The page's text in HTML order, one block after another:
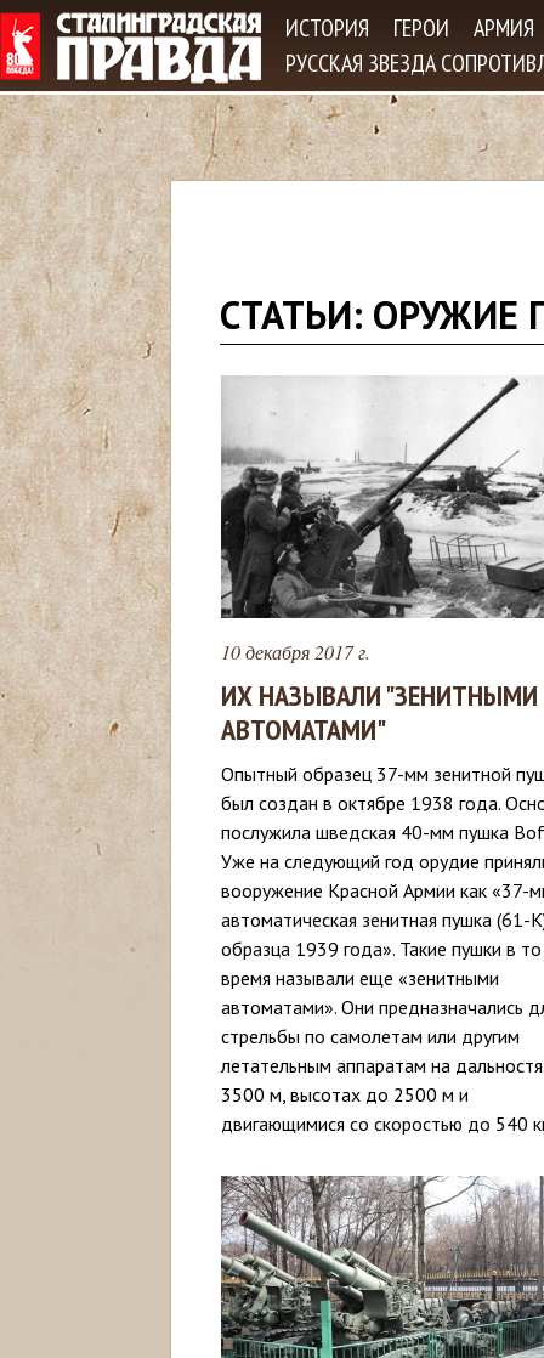
ИСТОРИЯ ГЕРОИ
АРМИЯ
РУССКАЯ ЗВЕЗДА
ы
д
е
с
ь
СТАТЬИ: ОРУЖИЕ
10 декабря 2017 г.
ИХ НАЗЫВАЛИ "ЗЕНИТНЫМИ
АВТОМАТАМИ"
Опытный образец 37-мм зенитной
был создан в октябре 1938 года.
послужила шведская 40-мм пушка
Уже на следующий год орудие
вооружение Красной Армии как «37-
автоматическая зенитная пушка (61-
образца 1939 года». Такие пушки в то
время называли еще «зенитными
автоматами». Они предназначались
стрельбы по самолетам или другим
летательным аппаратам на
3500 м, высотах до 2500 м и
двигающимися со скоростью до 540